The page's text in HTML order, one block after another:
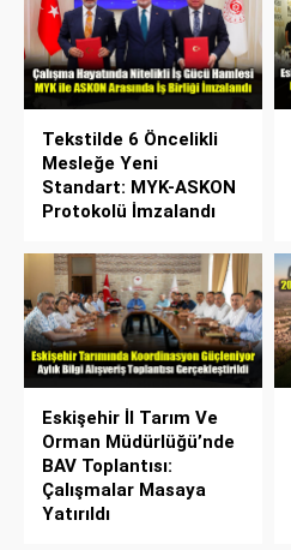
Tekstilde 6 Öncelikli
Mesleğe Yeni
Standart: MYK-ASKON
Protokolü İmzalandı
Eskişehir İl Tarım Ve
Orman Müdürlüğü’nde
BAV Toplantısı:
Çalışmalar Masaya
Yatırıldı